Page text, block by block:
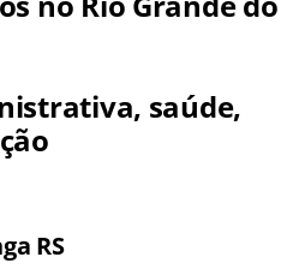
saúde,
RS